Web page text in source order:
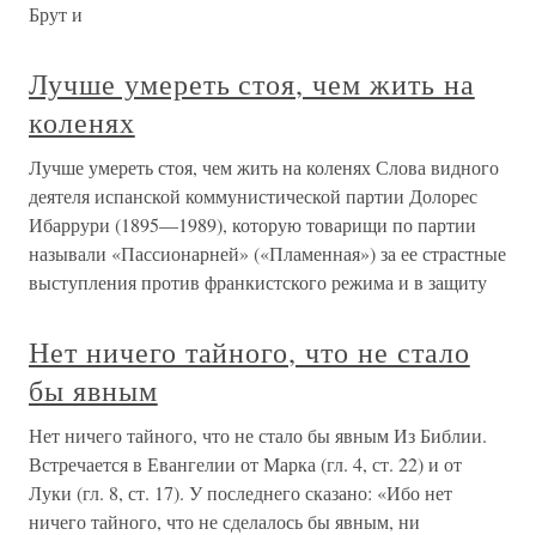
Брут и
Лучше умереть стоя, чем жить на
коленях
Лучше умереть стоя, чем жить на коленях Слова видного
деятеля испанской коммунистической партии Долорес
Ибаррури (1895—1989), которую товарищи по партии
называли «Пассионарней» («Пламенная») за ее страстные
выступления против франкистского режима и в защиту
Нет ничего тайного, что не стало
бы явным
Нет ничего тайного, что не стало бы явным Из Библии.
Встречается в Евангелии от Марка (гл. 4, ст. 22) и от
Луки (гл. 8, ст. 17). У последнего сказано: «Ибо нет
ничего тайного, что не сделалось бы явным, ни